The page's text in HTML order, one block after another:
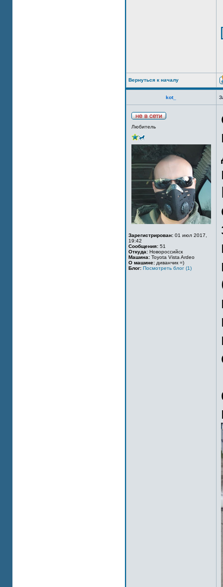
Вернуться к началу
kot_
Любитель
Зарегистрирован: 01 июл 2017,
19:42
Сообщения: 51
Откуда: Новороссийск
Машина: Toyota Vista Ardeo
О машине: диванчик =)
Блог: Посмотреть блог (1)